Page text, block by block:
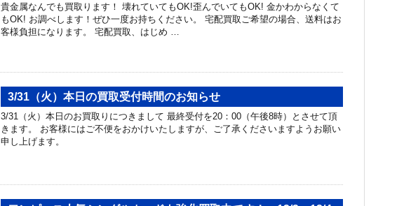
貴金属なんでも買取ります！ 壊れていてもOK!歪んでいてもOK! 金かわからなくて
もOK! お調べします！ぜひ一度お持ちください。 宅配買取ご希望の場合、送料はお
客様負担になります。 宅配買取、はじめ …
3/31（火）本日の買取受付時間のお知らせ
3/31（火）本日のお買取りにつきまして 最終受付を20：00（午後8時）とさせて頂
きます。 お客様にはご不便をおかけいたしますが、ご了承くださいますようお願い
申し上げます。